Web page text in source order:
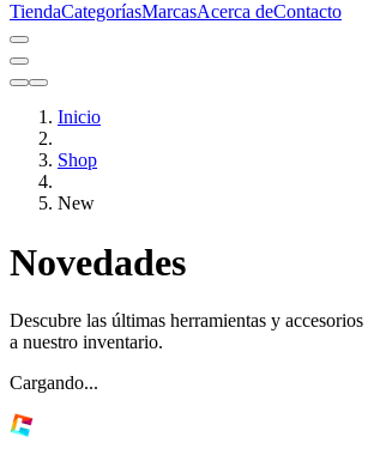
TiendaCategoríasMarcasAcerca deContacto
Inicio
Shop
New
Novedades
Descubre las últimas herramientas y
a nuestro inventario.
Cargando...